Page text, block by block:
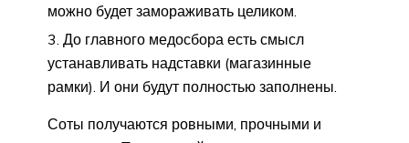
можно будет замораживать целиком.
До главного медосбора есть смысл
устанавливать надставки (магазинные
рамки). И они будут полностью заполнены.
Соты получаются ровными, прочными и